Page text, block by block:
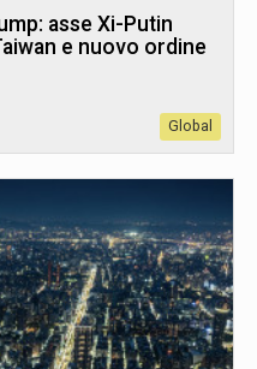
asse Xi-Putin
e nuovo ordine
Global